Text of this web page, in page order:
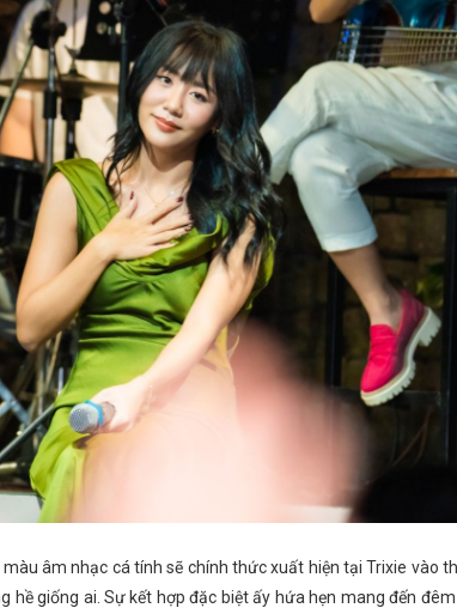
âm nhạc cá tính sẽ chính thức xuất hiện tại Trixie vào
hề giống ai. Sự kết hợp đặc biệt ấy hứa hẹn mang đến